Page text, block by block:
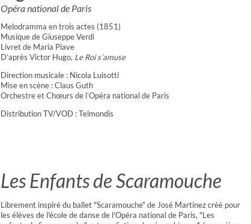
Opéra national de Paris
Melodramma en trois actes (1851)
Musique de Giuseppe Verdi
Livret de Maria Piave
D’après Victor Hugo, Le Roi s’amuse
Direction musicale : Nicola Luisotti
Mise en scène : Claus Guth
Orchestre et Chœurs de l’Opéra national de Paris
Distribution TV/VOD : Telmondis
Les Enfants de Scaramouche
Librement inspiré du ballet "Scaramouche" de José Martinez créé pour
les élèves de l'école de danse de l'Opéra national de Paris, "Les